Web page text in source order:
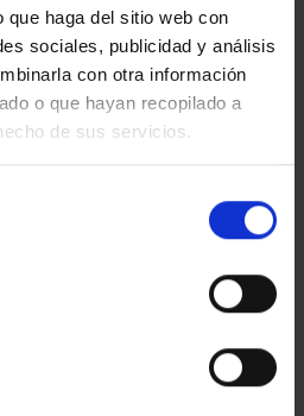
haga del sitio web con
sociales, publicidad y análisis
con otra información
o que hayan recopilado a
de sus servicios.
SUSCRIPCIÓN
CAPITALES DE
949,00 €
registrados